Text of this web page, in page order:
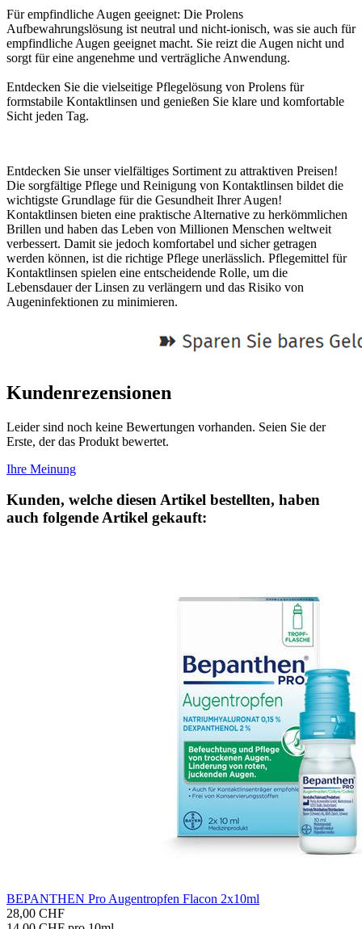
Für empfindliche Augen geeignet: Die Prolens
Aufbewahrungslösung ist neutral und nicht-ionisch, was sie auch für
empfindliche Augen geeignet macht. Sie reizt die Augen nicht und
sorgt für eine angenehme und verträgliche Anwendung.
Entdecken Sie die vielseitige Pflegelösung von Prolens für
formstabile Kontaktlinsen und genießen Sie klare und komfortable
Sicht jeden Tag.
Entdecken Sie unser vielfältiges Sortiment zu attraktiven Preisen!
Die sorgfältige Pflege und Reinigung von Kontaktlinsen bildet die
wichtigste Grundlage für die Gesundheit Ihrer Augen!
Kontaktlinsen bieten eine praktische Alternative zu herkömmlichen
Brillen und haben das Leben von Millionen Menschen weltweit
verbessert. Damit sie jedoch komfortabel und sicher getragen
werden können, ist die richtige Pflege unerlässlich. Pflegemittel für
Kontaktlinsen spielen eine entscheidende Rolle, um die
Lebensdauer der Linsen zu verlängern und das Risiko von
Augeninfektionen zu minimieren.
Kundenrezensionen
Leider sind noch keine Bewertungen vorhanden. Seien Sie der
Erste, der das Produkt bewertet.
Ihre Meinung
Kunden, welche diesen Artikel bestellten, haben
auch folgende Artikel gekauft:
BE­PAN­THEN Pro Au­gen­trop­fen Fla­con 2x10ml
28,00 CHF